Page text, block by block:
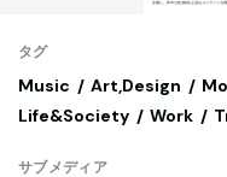
タグ
Music Art,Design
Life&Society
Work
サブメディア